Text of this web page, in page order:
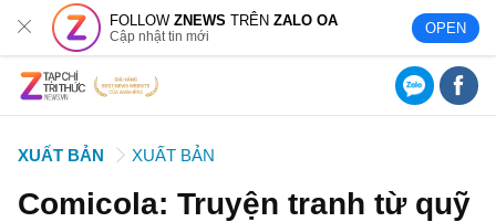
FOLLOWZNEWS TRÊNZALO OA
Cập nhật tin mới OPEN
XUẤT BẢN XUẤT BẢN
Comicola: Truyện tranh từ quỹ